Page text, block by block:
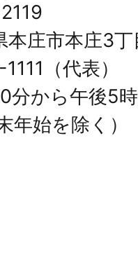
庄市本庄3丁
（代表）
分から午後5
年始を除く）